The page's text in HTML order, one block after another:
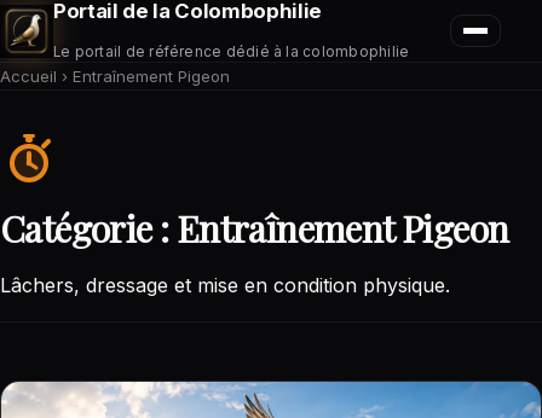
Portail de la Colombophilie
Le portail de référence dédié à la colombophilie
Accueil › Entraînement Pigeon
Catégorie :Entraînement Pigeon
Lâchers, dressage et mise en condition physique.